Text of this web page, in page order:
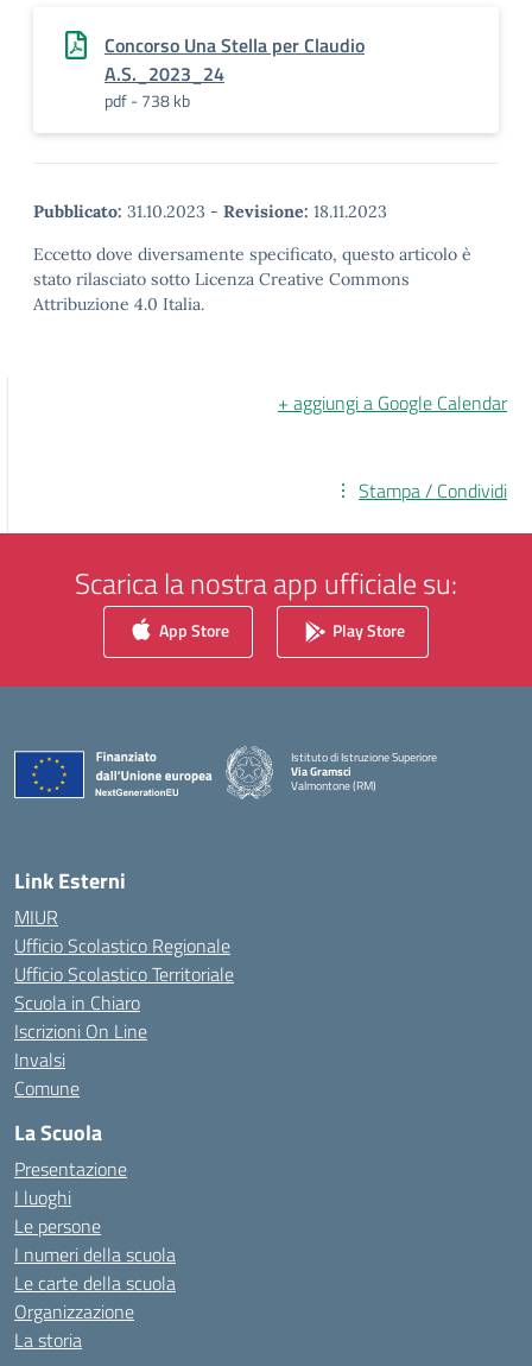
Concorso Una Stella per Claudio
A.S._2023_24
pdf - 738 kb
Pubblicato: 31.10.2023 - Revisione: 18.11.2023
Eccetto dove diversamente specificato, questo articolo è
stato rilasciato sotto Licenza Creative Commons
Attribuzione 4.0 Italia.
+ aggiungi a Google Calendar
Stampa / Condividi
Scarica la nostra app ufficiale su:
App Store Play Store
Istituto di Istruzione Superiore
Via Gramsci
Valmontone (RM)
Link Esterni
MIUR
Ufficio Scolastico Regionale
Ufficio Scolastico Territoriale
Scuola in Chiaro
Iscrizioni On Line
Invalsi
Comune
La Scuola
Presentazione
I luoghi
Le persone
I numeri della scuola
Le carte della scuola
Organizzazione
La storia